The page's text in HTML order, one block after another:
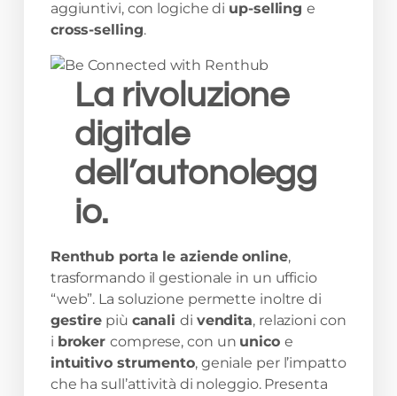
aggiuntivi, con logiche di up-sellinge
cross-selling.
La rivoluzione
digitale
dell’autonolegg
io.
Renthub porta le aziende online,
trasformando il gestionale in un ufficio
“web”. La soluzione permette inoltre di
gestire più canali di vendita, relazioni con
i broker comprese, con un unico e
intuitivo strumento, geniale per l’impatto
che ha sull’attività di noleggio. Presenta